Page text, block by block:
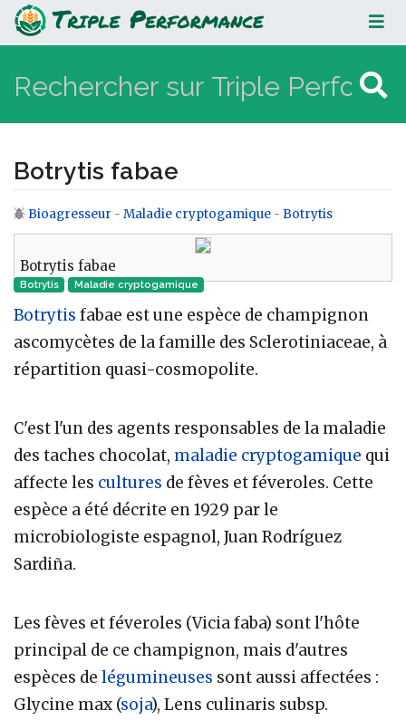
Botrytis fabae
Botrytis fabae
Aller à :navigation,rechercher
Bioagresseur - Maladie cryptogamique - Botrytis
Botrytis fabae
Botrytis Maladie cryptogamique‎
Botrytis fabae est une espèce de champignon
ascomycètes de la famille des Sclerotiniaceae, à
répartition quasi-cosmopolite.
C'est l'un des agents responsables de la maladie
des taches chocolat, maladie cryptogamique qui
affecte les cultures de fèves et féveroles. Cette
espèce a été décrite en 1929 par le
microbiologiste espagnol, Juan Rodríguez
Sardiña.
Les fèves et féveroles (Vicia faba) sont l'hôte
principal de ce champignon, mais d'autres
espèces de légumineuses sont aussi affectées :
Glycine max (soja), Lens culinaris subsp.